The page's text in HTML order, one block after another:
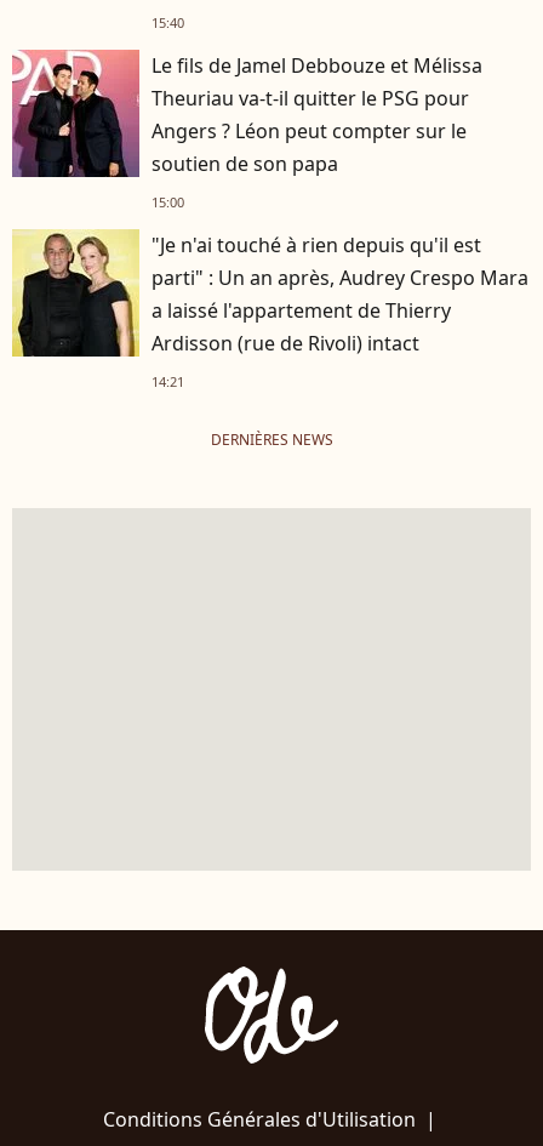
15:40
Le fils de Jamel Debbouze et Mélissa
Theuriau va-t-il quitter le PSG pour
Angers ? Léon peut compter sur le
soutien de son papa
15:00
"Je n'ai touché à rien depuis qu'il est
parti" : Un an après, Audrey Crespo Mara
a laissé l'appartement de Thierry
Ardisson (rue de Rivoli) intact
14:21
DERNIÈRES NEWS
Conditions Générales d'Utilisation |